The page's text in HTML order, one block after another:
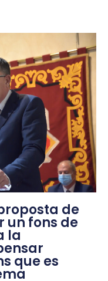
de
un fons de
la
que es